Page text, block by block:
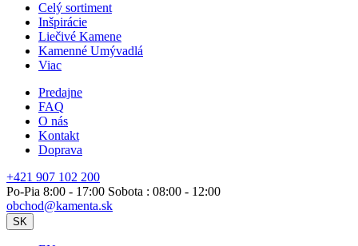
Celý sortiment
Inšpirácie
Liečivé Kamene
Kamenné Umývadlá
Viac
Predajne
FAQ
O nás
Kontakt
Doprava
+421 907 102 200
Po-Pia 8:00 - 17:00 Sobota : 08:00 - 12:00
obchod@kamenta.sk
SK